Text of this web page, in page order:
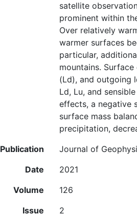
satellite
prominent within
Over relatively
warmer surfaces
particular,
mountains.
(Ld), and outgoing
Ld, Lu, and
effects, a negative
surface mass
precipitation,
Publication
Journal of
Date
2021
Volume
126
Issue
2